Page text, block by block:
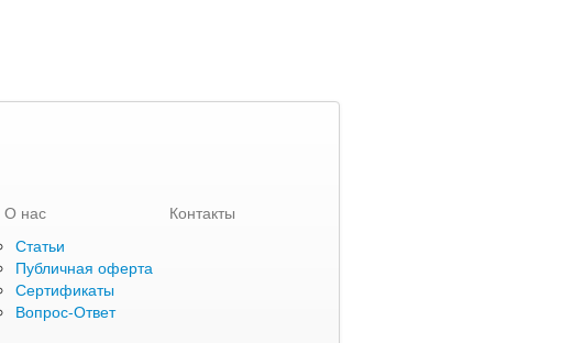
О нас
Статьи
Публичная оферта
Сертификаты
Вопрос-Ответ
Контакты